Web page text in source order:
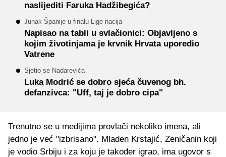
naslijediti Faruka Hadžibegića?
Junak Španije u finalu Lige nacija
Napisao na tabli u svlačionici: Objavljeno s
kojim životinjama je krvnik Hrvata uporedio
Vatrene
Sjetio se Nadarevića
Luka Modrić se dobro sjeća čuvenog bh.
defanzivca: "Uff, taj je dobro cipa"
Trenutno se u medijima provlači nekoliko imena, ali
jedno je već "izbrisano". Mladen Krstajić, Zeničanin koji
je vodio Srbiju i za koju je također igrao, ima ugovor s